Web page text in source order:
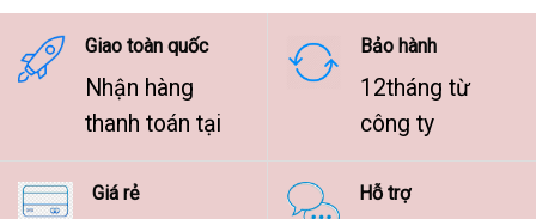
9.500.000 ₫
Giao toàn quốc
Nhận hàng
thanh toán tại
Bảo hành
12tháng từ
công ty
Giá rẻ Hỗ trợ